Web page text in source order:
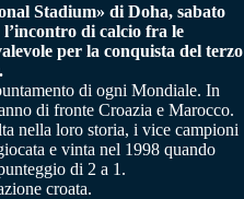
Stadium» di Doha, sabato
di calcio fra le
per la conquista del terzo
di ogni Mondiale. In
di fronte Croazia e Marocco.
nella loro storia, i vice campioni
e vinta nel 1998 quando
di 2 a 1.
croata.